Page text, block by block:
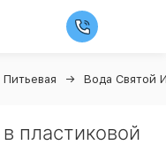
Питьевая Вода Святой
пластиковой